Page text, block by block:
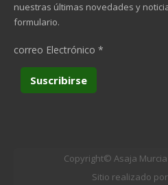
nuestras últimas novedades y
formulario.
correo Electrónico *
Copyright© Asaja Murcia
Sitio realizado por